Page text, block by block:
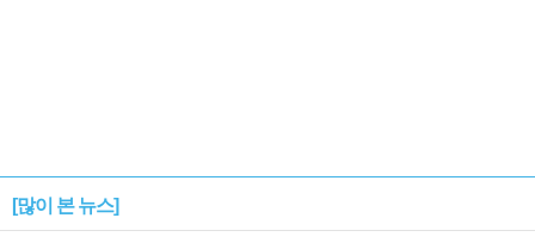
[많이 본 뉴스]